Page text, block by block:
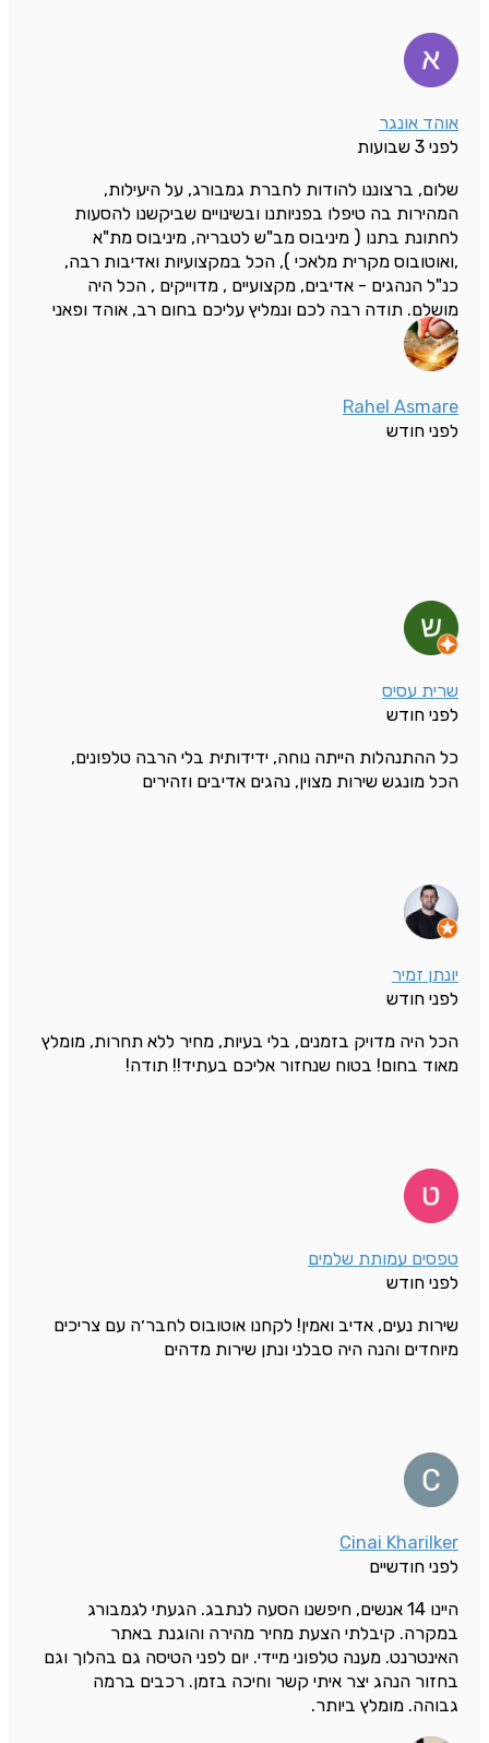
אוהד אונגר
לפני 3 שבועות
שלום, ברצוננו להודות לחברת גמבורג, על היעילות,
המהירות בה טיפלו בפניותנו ובשינויים שביקשנו להסעות
לחתונת בתנו ( מיניבוס מב"ש לטבריה, מיניבוס מת"א
,ואוטובוס מקרית מלאכי ), הכל במקצועיות ואדיבות רבה,
כנ"ל הנהגים - אדיבים, מקצועיים , מדוייקים , הכל היה
מושלם. תודה רבה לכם ונמליץ עליכם בחום רב, אוהד ופאני
אונגר
Rahel Asmare
לפני חודש
שרית עסיס
לפני חודש
כל ההתנהלות הייתה נוחה, ידידותית בלי הרבה טלפונים,
הכל מונגש שירות מצוין, נהגים אדיבים וזהירים
יונתן זמיר
לפני חודש
הכל היה מדויק בזמנים, בלי בעיות, מחיר ללא תחרות, מומלץ
מאוד בחום! בטוח שנחזור אליכם בעתיד!! תודה!
טפסים עמותת שלמים
לפני חודש
שירות נעים, אדיב ואמין! לקחנו אוטובוס לחבר׳ה עם צריכים
מיוחדים והנה היה סבלני ונתן שירות מדהים
Cinai Kharilker
לפני חודשיים
היינו 14 אנשים, חיפשנו הסעה לנתבג. הגעתי לגמבורג
במקרה. קיבלתי הצעת מחיר מהירה והוגנת באתר
האינטרנט. מענה טלפוני מיידי. יום לפני הטיסה גם בהלוך וגם
בחזור הנהג יצר איתי קשר וחיכה בזמן. רכבים ברמה
גבוהה. מומלץ ביותר.